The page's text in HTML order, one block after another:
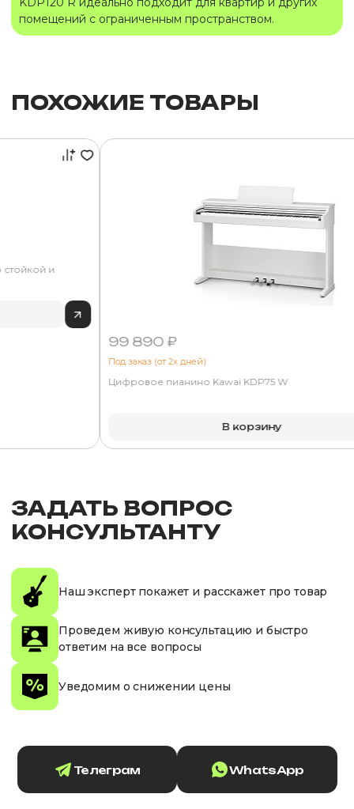
помещений с ограниченным пространством.
ПОХОЖИЕ ТОВАРЫ
стойкой и
99 890 ₽
Под заказ (от 2х дней)
Цифровое пианино Kawai KDP75 W
В корзину
ЗАДАТЬ ВОПРОС
КОНСУЛЬТАНТУ
Наш эксперт покажет и расскажет про товар
Проведем живую консультацию и быстро
ответим на все вопросы
Уведомим о снижении цены
Телеграм WhatsApp